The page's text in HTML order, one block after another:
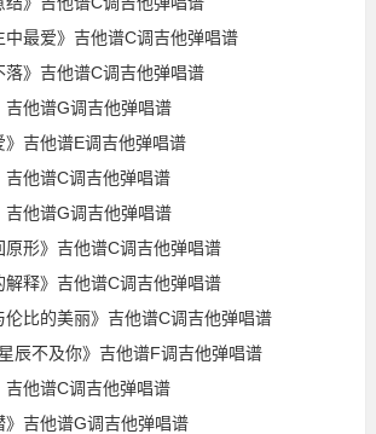
中最爱》吉他谱C调吉他弹唱谱
落》吉他谱C调吉他弹唱谱
吉他谱G调吉他弹唱谱
》吉他谱E调吉他弹唱谱
吉他谱C调吉他弹唱谱
吉他谱G调吉他弹唱谱
原形》吉他谱C调吉他弹唱谱
解释》吉他谱C调吉他弹唱谱
伦比的美丽》吉他谱C调吉他弹唱谱
辰不及你》吉他谱F调吉他弹唱谱
吉他谱C调吉他弹唱谱
》吉他谱G调吉他弹唱谱